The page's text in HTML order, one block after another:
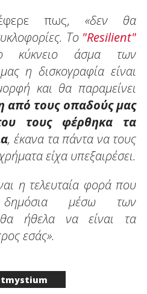
πως, «δεν θα
Το "Resilient"
κύκνειο άσμα των
η δισκογραφία είναι
και θα παραμείνει
από τους οπαδούς μας
τους φέρθηκα τα
, έκανα τα πάντα να τους
είχα υπεξαιρέσει.
η τελευταία φορά που
μέσω των
ήθελα να είναι τα
εσάς».